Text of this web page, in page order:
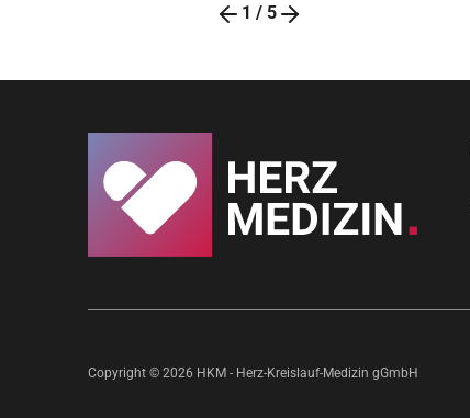
1 / 5
Copyright © 2026 HKM - Herz-Kreislauf-Medizin gGmbH